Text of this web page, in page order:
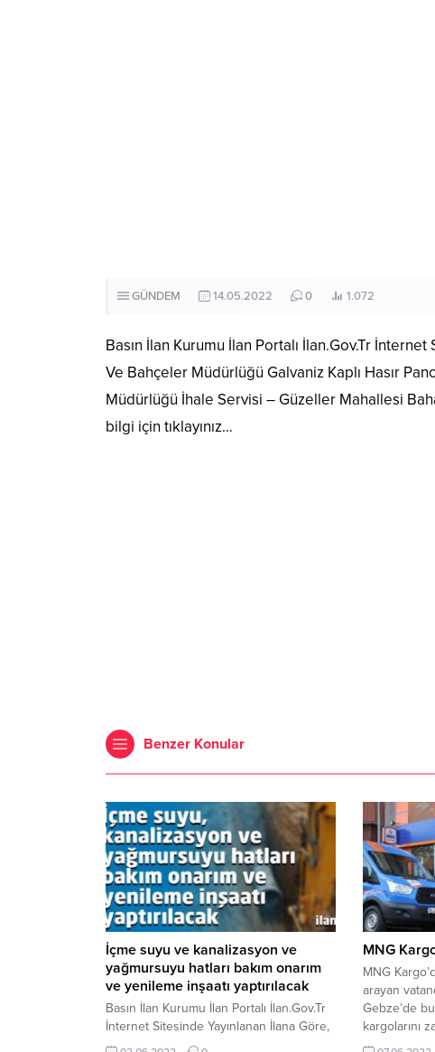
GÜNDEM 14.05.2022 0 1.072
Basın İlan Kurumu İlan Portalı İlan.Gov.Tr
Ve Bahçeler Müdürlüğü Galvaniz Kaplı Hasır
Müdürlüğü İhale Servisi – Güzeller Mahallesi
bilgi için tıklayınız…
Benzer Konular
İçme suyu ve kanalizasyon ve
yağmursuyu hatları bakım onarım
ve yenileme inşaatı yaptırılacak
Basın İlan Kurumu İlan Portalı İlan.Gov.Tr
İnternet Sitesinde Yayınlanan İlana Göre,
ihaleKocaeli Büyükşehir Belediyesi İSU
MNG
MNG
arayan
Gebze’de
kargolarını
yapmadığını